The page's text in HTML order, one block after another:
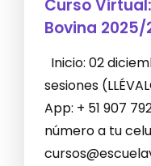
Curso
Bovina 2025/
Inicio: 02
sesiones
App: + 51 907
número a tu